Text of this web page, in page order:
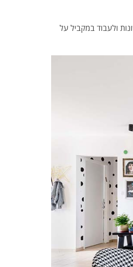
ולעבוד במקביל על